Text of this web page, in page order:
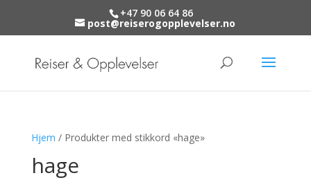
+47 90 06 64 86
post@reiserogopplevelser.no
Hjem / Produkter med stikkord «hage»
hage